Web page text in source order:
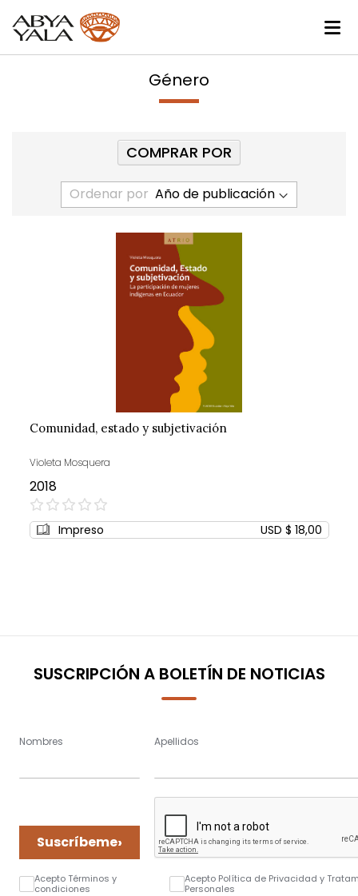
Género
Ordenar por
Comunidad, estado y subjetivación
Violeta Mosquera
2018
0%
Impreso USD $ 18,00
COMPRAR POR
SUSCRIPCIÓN A BOLETÍN DE NOTICIAS
Nombres Apellidos
Suscríbeme›
Acepto Términos y
condiciones
Acepto Política de Privacidad y
Personales